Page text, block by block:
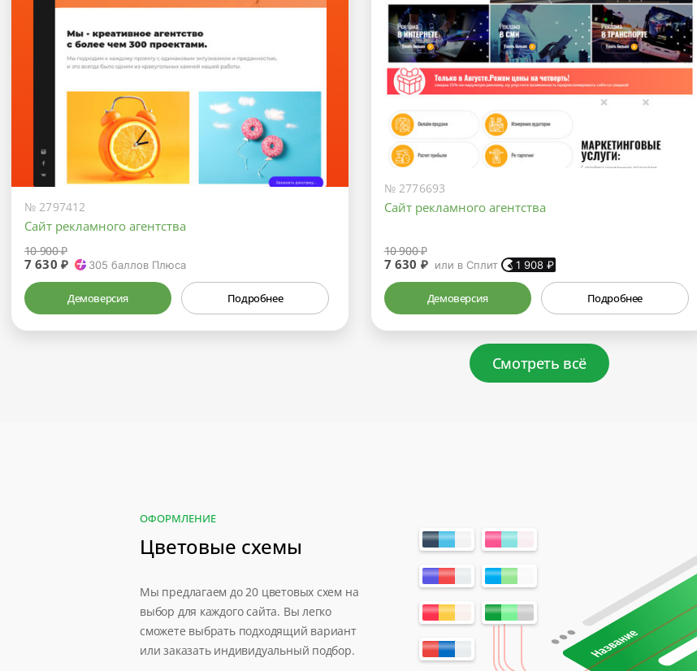
№ 2797412
Сайт рекламного агентства
10 900 ₽
7 630 ₽ 305 баллов Плюса
Демоверсия Подробнее
№ 2776693
Сайт рекламного агентства
10 900 ₽
7 630 ₽ или в Сплит 1 908₽
Демоверсия Подробнее
Смотреть всё
ОФОРМЛЕНИЕ
Цветовые схемы
Мы предлагаем до 20 цветовых схем на
выбор для каждого сайта. Вы легко
сможете выбрать подходящий вариант
или заказать индивидуальный подбор.